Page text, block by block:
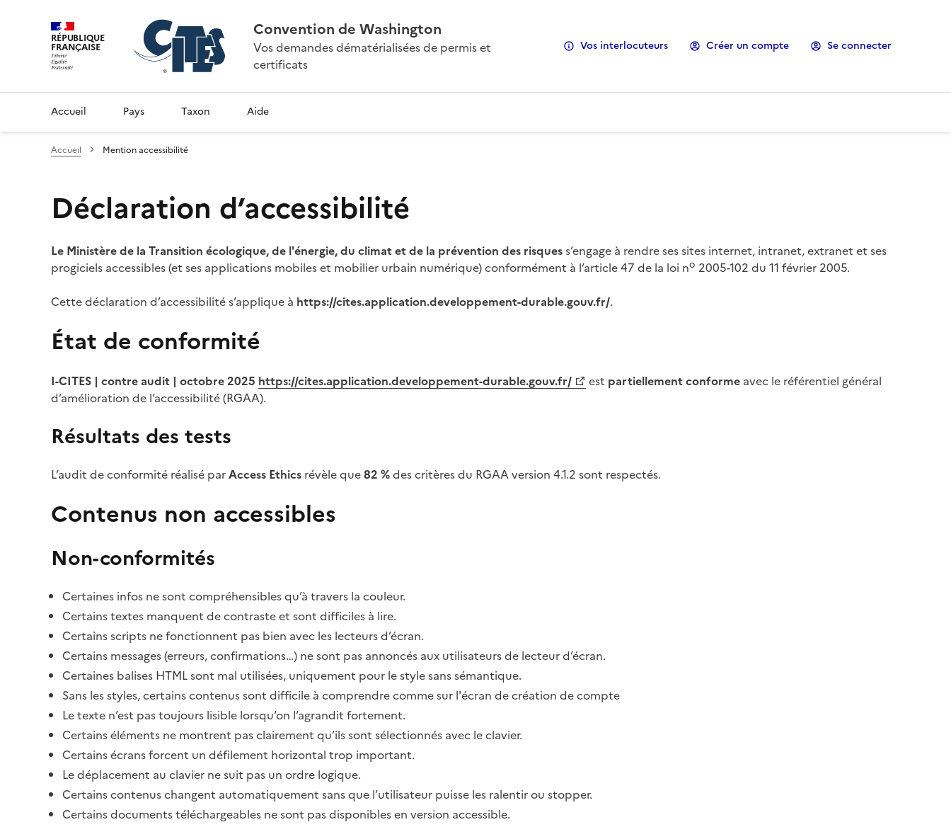
RÉPUBLIQUE
FRANÇAISE
Convention de Washington
Vos demandes dématérialisées de permis et
certificats
Vos interlocuteurs Créer un compte Se connecter
Accueil Pays Taxon Aide
Accueil Mention accessibilité
Déclaration d’accessibilité
Le Ministère de la Transition écologique, de l'énergie, du climat et de la prévention des risquess’engage à rendre ses sites internet, intranet, extranet et ses
progiciels accessibles (et ses applications mobiles et mobilier urbain numérique) conformément à l’article 47 de la loi no 2005-102 du 11 février 2005.
Cette déclaration d’accessibilité s’applique à https://cites.application.developpement-durable.gouv.fr/.
État de conformité
I-CITES | contre audit | octobre 2025 https://cites.application.developpement-durable.gouv.fr/ est partiellement conforme avec le référentiel général
d’amélioration de l’accessibilité (RGAA).
Résultats des tests
L’audit de conformité réalisé parAccess Ethics révèle que82 %des critères du RGAA version 4.1.2 sont respectés.
Contenus non accessibles
Non-conformités
Certaines infos ne sont compréhensibles qu’à travers la couleur.
Certains textes manquent de contraste et sont difficiles à lire.
Certains scripts ne fonctionnent pas bien avec les lecteurs d’écran.
Certains messages (erreurs, confirmations…) ne sont pas annoncés aux utilisateurs de lecteur d’écran.
Certaines balises HTML sont mal utilisées, uniquement pour le style sans sémantique.
Sans les styles, certains contenus sont difficile à comprendre comme sur l'écran de création de compte
Le texte n’est pas toujours lisible lorsqu’on l’agrandit fortement.
Certains éléments ne montrent pas clairement qu’ils sont sélectionnés avec le clavier.
Certains écrans forcent un défilement horizontal trop important.
Le déplacement au clavier ne suit pas un ordre logique.
Certains contenus changent automatiquement sans que l’utilisateur puisse les ralentir ou stopper.
Certains documents téléchargeables ne sont pas disponibles en version accessible.